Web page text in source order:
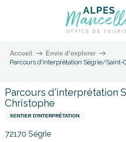
Accueil
Envie d’explorer
Parcours d'interprétation Ségrie/Saint-
Parcours d'interprétation
Christophe
SENTIER D'INTERPRÉTATION
72170 Ségrie